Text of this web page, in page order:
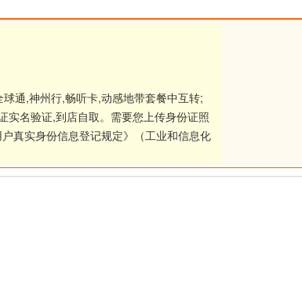
通,神州行,畅听卡,动感地带套餐中互转;
实名验证,到店自取。需要您上传身份证照
真实身份信息登记规定》（工业和信息化